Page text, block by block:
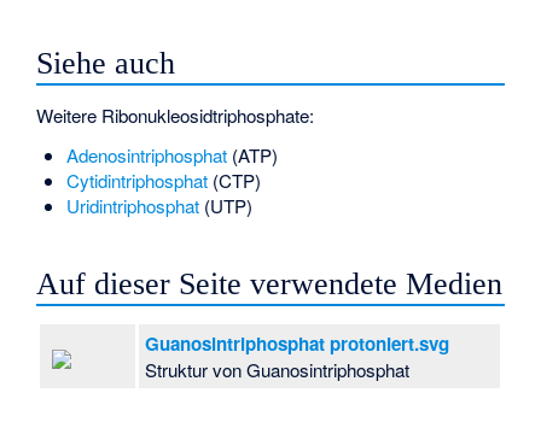
Siehe auch
Weitere Ribonukleosidtriphosphate:
Adenosintriphosphat(ATP)
Cytidintriphosphat(CTP)
Uridintriphosphat(UTP)
Auf dieser Seite verwendete Medien
Guanosintriphosphat protoniert.svg
Struktur von Guanosintriphosphat